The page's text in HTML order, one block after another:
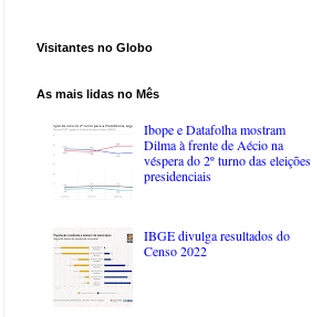
Visitantes no Globo
As mais lidas no Mês
Ibope e Datafolha mostram
Dilma à frente de Aécio na
véspera do 2º turno das eleições
presidenciais
IBGE divulga resultados do
Censo 2022